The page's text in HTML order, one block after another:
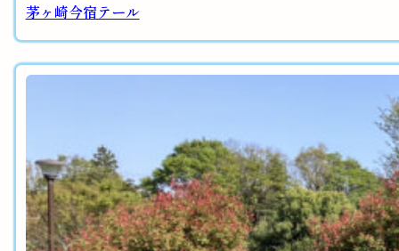
茅ヶ崎今宿テール